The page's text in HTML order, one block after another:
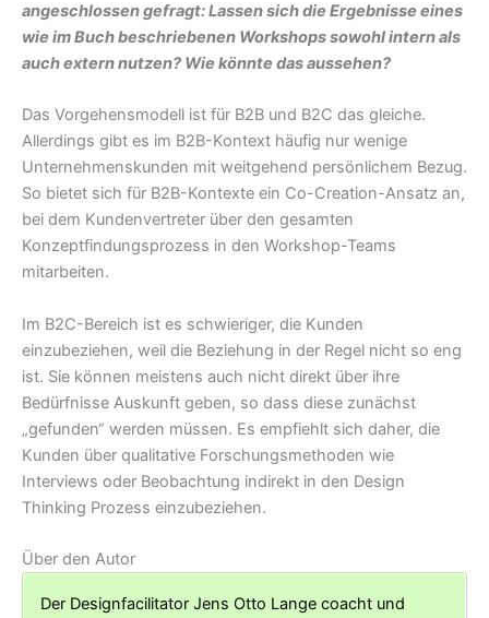
angeschlossen gefragt: Lassen sich die Ergebnisse eines
wie im Buch beschriebenen Workshops sowohl intern als
auch extern nutzen? Wie könnte das aussehen?
Das Vorgehensmodell ist für B2B und B2C das gleiche.
Allerdings gibt es im B2B-Kontext häufig nur wenige
Unternehmenskunden mit weitgehend persönlichem Bezug.
So bietet sich für B2B-Kontexte ein Co-Creation-Ansatz an,
bei dem Kundenvertreter über den gesamten
Konzeptfindungsprozess in den Workshop-Teams
mitarbeiten.
Im B2C-Bereich ist es schwieriger, die Kunden
einzubeziehen, weil die Beziehung in der Regel nicht so eng
ist. Sie können meistens auch nicht direkt über ihre
Bedürfnisse Auskunft geben, so dass diese zunächst
„gefunden“ werden müssen. Es empfiehlt sich daher, die
Kunden über qualitative Forschungsmethoden wie
Interviews oder Beobachtung indirekt in den Design
Thinking Prozess einzubeziehen.
Über den Autor
Der Designfacilitator Jens Otto Lange coacht und